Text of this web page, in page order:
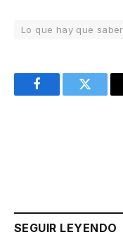
Lo que hay que saber
FacebookTwitter
SEGUIR LEYENDO